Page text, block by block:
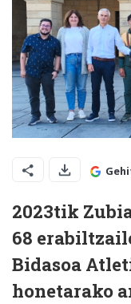
2023tik
68
Bidasoa
honetarako